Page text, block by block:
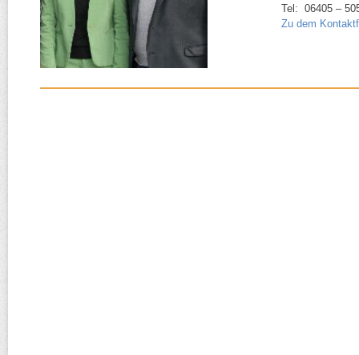
Tel: 06405 –
Zu dem